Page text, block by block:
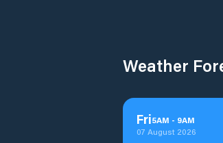
Weather
Fri5AM - 9AM
07 August 2026